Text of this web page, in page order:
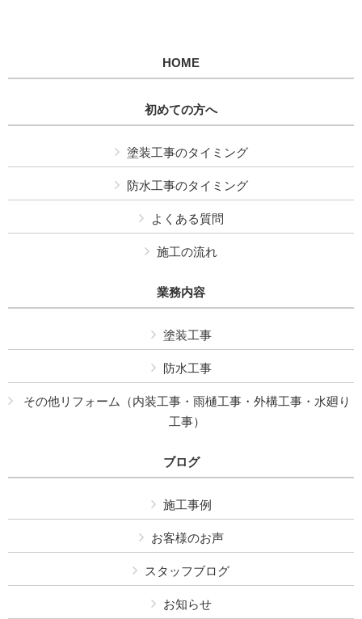
HOME
初めての方へ
塗装工事のタイミング
防水工事のタイミング
よくある質問
施工の流れ
業務内容
塗装工事
防水工事
その他リフォーム（内装工事・雨樋工事・外構工事・水廻り
工事）
ブログ
施工事例
お客様のお声
スタッフブログ
お知らせ